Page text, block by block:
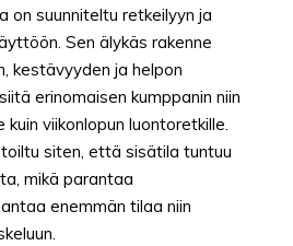
on suunniteltu retkeilyyn ja
Sen älykäs rakenne
kestävyyden ja helpon
erinomaisen kumppanin niin
kuin viikonlopun luontoretkille.
siten, että sisätila tuntuu
mikä parantaa
enemmän tilaa niin